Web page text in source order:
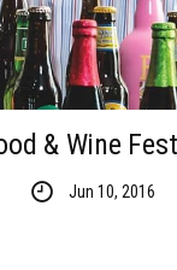
& Wine
Jun 10, 2016